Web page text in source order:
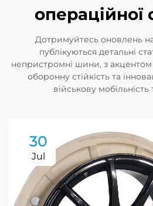
операційної
Дотримуйтесь оновлень
публікуються детальні
непристромні шини, з акцентом
оборонну стійкість та
військову мобільність
30
Jul